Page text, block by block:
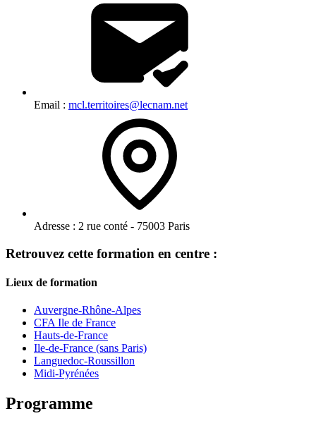
Email : mcl.territoires@lecnam.net
Adresse : 2 rue conté - 75003 Paris
Retrouvez cette formation en centre :
Lieux de formation
Auvergne-Rhône-Alpes
CFA Ile de France
Hauts-de-France
Ile-de-France (sans Paris)
Languedoc-Roussillon
Midi-Pyrénées
Programme